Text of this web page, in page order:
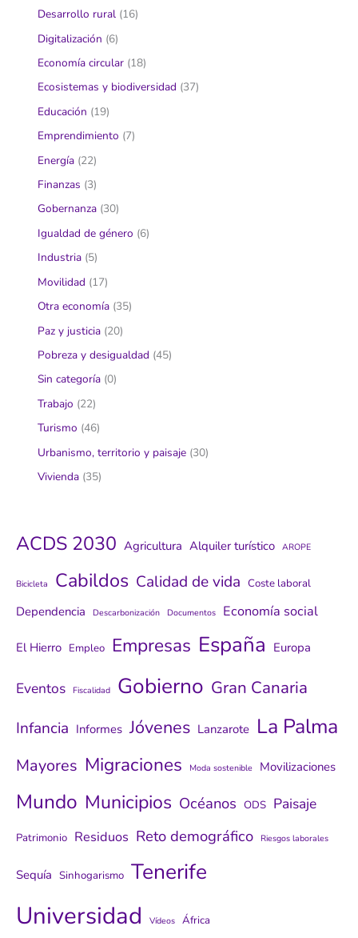
Desarrollo rural (16)
Digitalización (6)
Economía circular (18)
Ecosistemas y biodiversidad (37)
Educación (19)
Emprendimiento (7)
Energía (22)
Finanzas (3)
Gobernanza (30)
Igualdad de género (6)
Industria (5)
Movilidad (17)
Otra economía (35)
Paz y justicia (20)
Pobreza y desigualdad (45)
Sin categoría (0)
Trabajo (22)
Turismo (46)
Urbanismo, territorio y paisaje (30)
Vivienda (35)
ACDS 2030 Agricultura Alquiler turístico AROPE
Bicicleta Cabildos Calidad de vida Coste laboral
Dependencia Descarbonización Documentos Economía social
El Hierro Empleo Empresas España Europa
Eventos Fiscalidad Gobierno Gran Canaria
Infancia Informes Jóvenes Lanzarote La Palma
Mayores Migraciones Moda sostenible Movilizaciones
Mundo Municipios Océanos ODS Paisaje
Patrimonio Residuos Reto demográfico Riesgos laborales
Sequía Sinhogarismo Tenerife
Universidad Vídeos África